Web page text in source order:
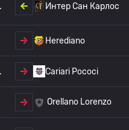
Интер Сан Карлос
Herediano
Cariari Pococi
Orellano Lorenzo